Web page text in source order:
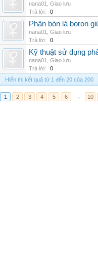
nana01
Giao lưu
Trả lời:
0
Phân bón lá boron
nana01
Giao lưu
Trả lời:
0
Kỹ thuật sử dụng
nana01
Giao lưu
Trả lời:
0
Hiển thị kết quả từ 1 đến 20 của 200
1 2 3 4 5 6 → 10